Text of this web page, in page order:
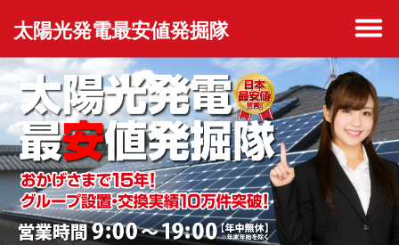
太陽光発電最安値発掘隊